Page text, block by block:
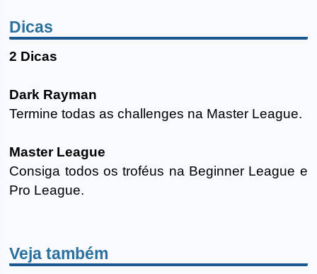
Dicas
2 Dicas
Dark Rayman
Termine todas as challenges na Master League.
Master League
Consiga todos os troféus na Beginner League e
Pro League.
Veja também